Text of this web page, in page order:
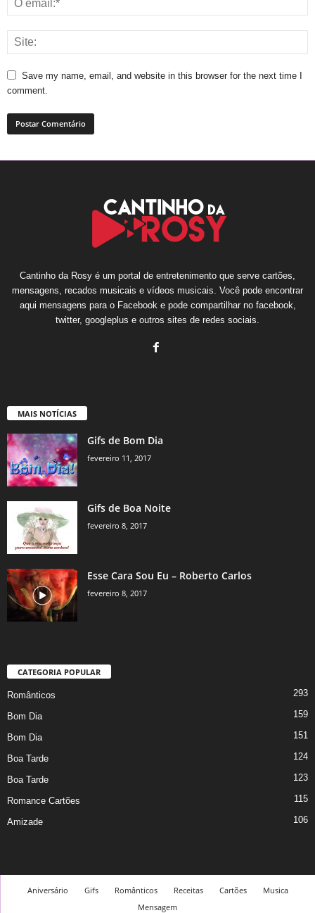
Save my name, email, and website in this browser for the next time I
comment.
Cantinho da Rosy é um portal de entretenimento que serve cartões,
mensagens, recados musicais e vídeos musicais. Você pode encontrar
aqui mensagens para o Facebook e pode compartilhar no facebook,
twitter, googleplus e outros sites de redes sociais.
MAIS NOTÍCIAS
Gifs de Bom Dia
fevereiro 11, 2017
Gifs de Boa Noite
fevereiro 8, 2017
Esse Cara Sou Eu – Roberto Carlos
fevereiro 8, 2017
CATEGORIA POPULAR
Românticos 293
Bom Dia 159
Bom Dia 151
Boa Tarde 124
Boa Tarde 123
Romance Cartões 115
Amizade 106
Aniversário Gifs Românticos Receitas Cartões
Musica
Mensagem